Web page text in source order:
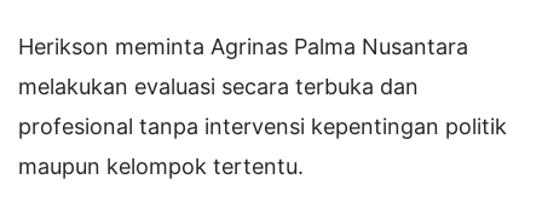
Herikson meminta Agrinas Palma Nusantara
melakukan evaluasi secara terbuka dan
profesional tanpa intervensi kepentingan politik
maupun kelompok tertentu.